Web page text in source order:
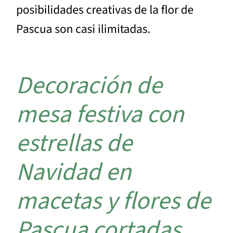
posibilidades creativas de la flor de
Pascua son casi ilimitadas.
Decoración de
mesa festiva con
estrellas de
Navidad en
macetas y flores de